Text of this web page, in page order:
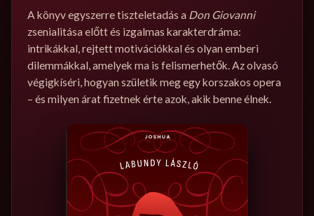
A könyv egyszerre tiszteletadás a Don Giovanni
zsenialitása előtt és izgalmas karakterdráma:
intrikákkal, rejtett motivációkkal és olyan emberi
dilemmákkal, amelyek ma is felismerhetők. Az olvasó
végigkíséri, hogyan születik meg egy korszakos opera
– és milyen árat fizetnek érte azok, akik benne élnek.